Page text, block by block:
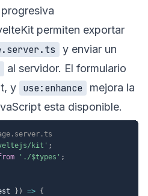
permiten exportar
y enviar un
al servidor. El formulario
y use:enhance
mejora la
esta disponible.
kit' ;
'./$types' ;
} ) => {